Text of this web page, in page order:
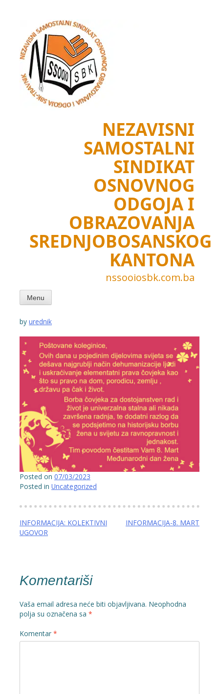
content
NEZAVISNI
SAMOSTALNI
SINDIKAT
OSNOVNOG
ODGOJA I
OBRAZOVANJA
SREDNJOBOSANSKOG
KANTONA
nssooiosbk.com.ba
Menu
by urednik
Posted on 07/03/2023
Posted in Uncategorized
Navigacija
članaka
INFORMACIJA: KOLEKTIVNI
UGOVOR
INFORMACIJA-8. MART
Komentariši
Vaša email adresa neće biti objavljivana. Neophodna
polja su označena sa *
Komentar *